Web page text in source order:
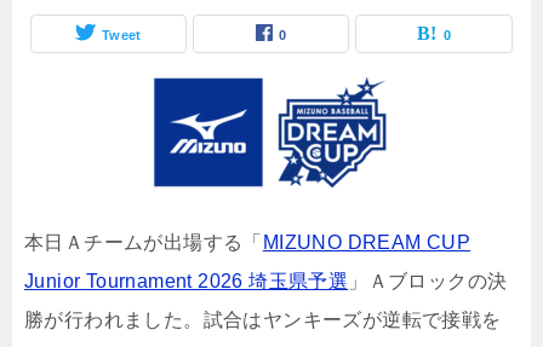
Tweet 0 0
本日Ａチームが出場する「 MIZUNO DREAM CUP
Junior Tournament 2026 埼玉県予選 」Ａブロックの決
勝が行われました。試合はヤンキーズが逆転で接戦を